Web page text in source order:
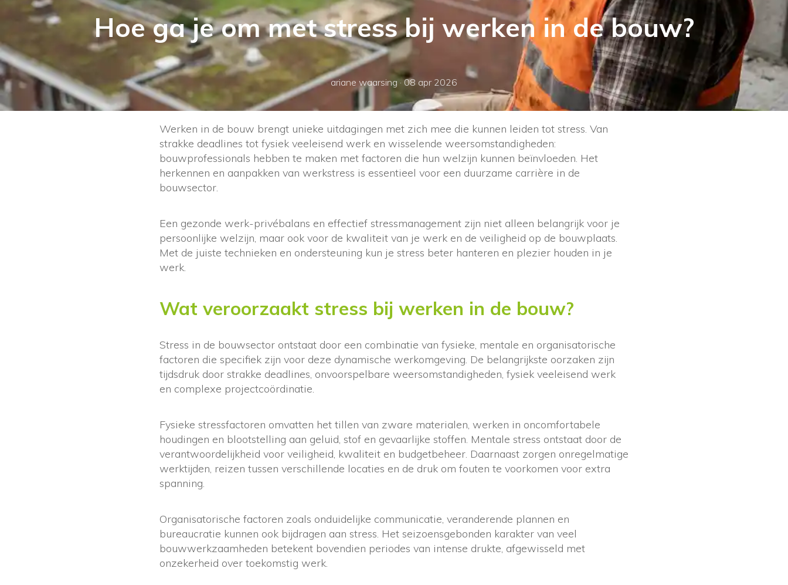
Hoe ga je om met stress bij werken in de bouw?
ariane waarsing·08 apr 2026
Werken in de bouw brengt unieke uitdagingen met zich mee die kunnen leiden tot stress. Van
strakke deadlines tot fysiek veeleisend werk en wisselende weersomstandigheden:
bouwprofessionals hebben te maken met factoren die hun welzijn kunnen beïnvloeden. Het
herkennen en aanpakken van werkstress is essentieel voor een duurzame carrière in de
bouwsector.
Een gezonde werk-privébalans en effectief stressmanagement zijn niet alleen belangrijk voor je
persoonlijke welzijn, maar ook voor de kwaliteit van je werk en de veiligheid op de bouwplaats.
Met de juiste technieken en ondersteuning kun je stress beter hanteren en plezier houden in je
werk.
Wat veroorzaakt stress bij werken in de bouw?
Stress in de bouwsector ontstaat door een combinatie van fysieke, mentale en organisatorische
factoren die specifiek zijn voor deze dynamische werkomgeving. De belangrijkste oorzaken zijn
tijdsdruk door strakke deadlines, onvoorspelbare weersomstandigheden, fysiek veeleisend werk
en complexe projectcoördinatie.
Fysieke stressfactoren omvatten het tillen van zware materialen, werken in oncomfortabele
houdingen en blootstelling aan geluid, stof en gevaarlijke stoffen. Mentale stress ontstaat door de
verantwoordelijkheid voor veiligheid, kwaliteit en budgetbeheer. Daarnaast zorgen onregelmatige
werktijden, reizen tussen verschillende locaties en de druk om fouten te voorkomen voor extra
spanning.
Organisatorische factoren zoals onduidelijke communicatie, veranderende plannen en
bureaucratie kunnen ook bijdragen aan stress. Het seizoensgebonden karakter van veel
bouwwerkzaamheden betekent bovendien periodes van intense drukte, afgewisseld met
onzekerheid over toekomstig werk.